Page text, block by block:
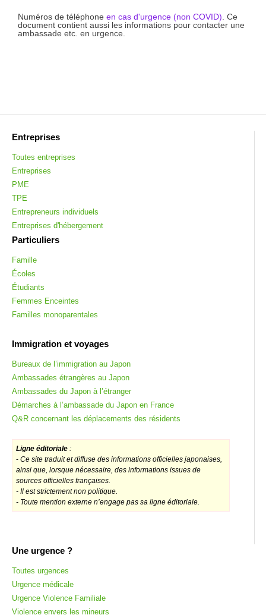
Numéros de téléphone en cas d'urgence (non COVID) . Ce
document contient aussi les informations pour contacter une
ambassade etc. en urgence.
Entreprises
Toutes entreprises
Entreprises
PME
TPE
Entrepreneurs individuels
Entreprises d'hébergement
Particuliers
Famille
Écoles
Étudiants
Femmes Enceintes
Familles monoparentales
Immigration et voyages
Bureaux de l’immigration au Japon
Ambassades étrangères au Japon
Ambassades du Japon à l’étranger
Démarches à l’ambassade du Japon en France
Q&R concernant les déplacements des résidents
Ligne éditoriale :
- Ce site traduit et diffuse des informations officielles japonaises,
ainsi que, lorsque nécessaire, des informations issues de
sources officielles françaises.
- Il est strictement non politique.
- Toute mention externe n’engage pas sa ligne éditoriale.
Une urgence ?
Toutes urgences
Urgence médicale
Urgence Violence Familiale
Violence envers les mineurs